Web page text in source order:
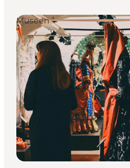
Reise Ideen
Outdoor & bike
Essen & trinken
Übernachtung
Museen